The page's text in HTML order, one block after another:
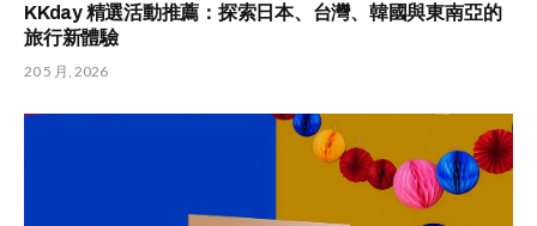
KKday 精選活動推薦：探索日本、台灣、韓國與東南亞的
旅行新體驗
20 5 月, 2026